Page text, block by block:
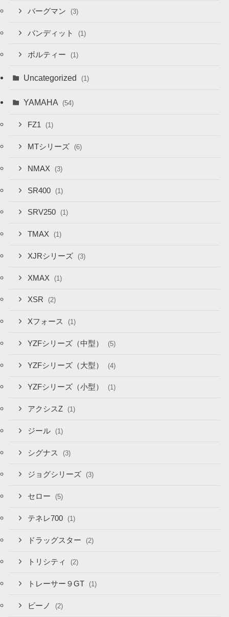
バーグマン (3)
バンディット (1)
ボルティー (1)
Uncategorized (1)
YAMAHA (54)
FZ1 (1)
MTシリーズ (6)
NMAX (3)
SR400 (1)
SRV250 (1)
TMAX (1)
XJRシリーズ (3)
XMAX (1)
XSR (2)
Xフォース (1)
YZFシリーズ（中型） (5)
YZFシリーズ（大型） (4)
YZFシリーズ（小型） (1)
アクシスZ (1)
ジール (1)
シグナス (3)
ジョグシリーズ (3)
セロー (5)
テネレ700 (1)
ドラッグスター (2)
トリシティ (2)
トレーサー９GT (1)
ビーノ (2)